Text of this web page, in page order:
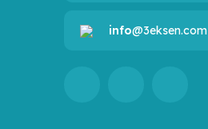
info@3eksen.com